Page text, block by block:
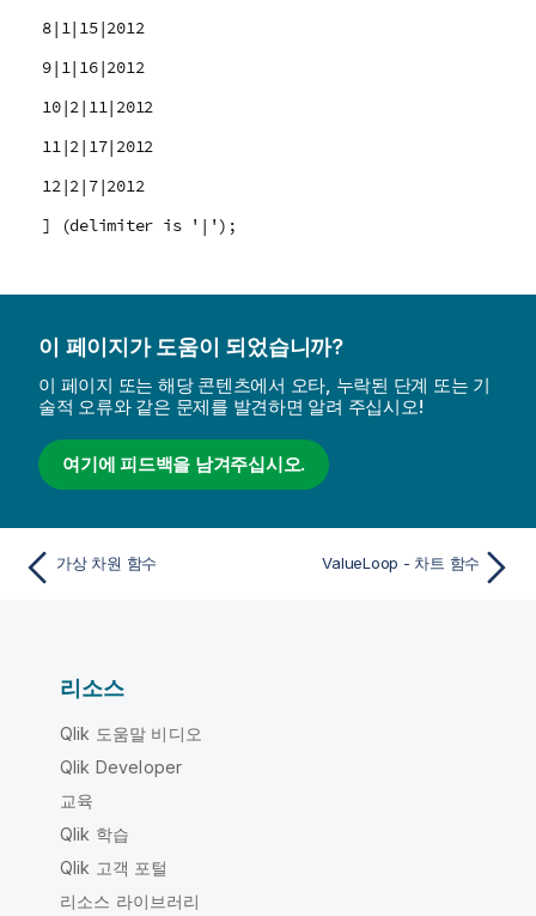
8|1|15|2012
9|1|16|2012
10|2|11|2012
11|2|17|2012
12|2|7|2012
] (delimiter is '|');
이 페이지가 도움이 되었습니까?
이 페이지 또는 해당 콘텐츠에서 오타, 누락된 단계 또는 기
술적 오류와 같은 문제를 발견하면 알려 주십시오!
여기에 피드백을 남겨주십시오.
가상 차원 함수 ValueLoop - 차트 함수
리소스
Qlik 도움말 비디오
Qlik Developer
교육
Qlik 학습
Qlik 고객 포털
리소스 라이브러리